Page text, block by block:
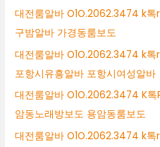
대전룸알바 O1O.2062.3474 k
구밤알바 가경동룸보도
대전룸알바 O1O.2062.3474 k
포항시유흥알바 포항시여성알바
대전룸알바 O1O.2062.3474 K
암동노래방보도 용암동룸보도
대전룸알바 O1O.2062.3474 k